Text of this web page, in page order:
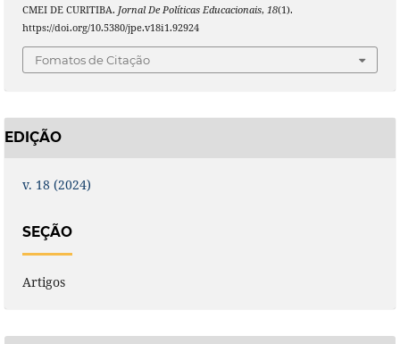
CMEI DE CURITIBA. Jornal De Políticas Educacionais, 18(1).
https://doi.org/10.5380/jpe.v18i1.92924
Fomatos de Citação
EDIÇÃO
v. 18 (2024)
SEÇÃO
Artigos